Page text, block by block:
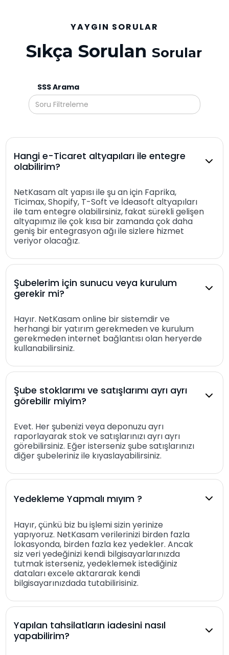
YAYGIN SORULAR
Sıkça Sorulan Sorular
SSS Arama
Hangi e-Ticaret altyapıları ile entegre
olabilirim?
NetKasam alt yapısı ile şu an için Faprika,
Ticimax, Shopify, T-Soft ve İdeasoft altyapıları
ile tam entegre olabilirsiniz, fakat sürekli gelişen
altyapımız ile çok kısa bir zamanda çok daha
geniş bir entegrasyon ağı ile sizlere hizmet
veriyor olacağız.
Şubelerim için sunucu veya kurulum
gerekir mi?
Hayır. NetKasam online bir sistemdir ve
herhangi bir yatırım gerekmeden ve kurulum
gerekmeden internet bağlantısı olan heryerde
kullanabilirsiniz.
Şube stoklarımı ve satışlarımı ayrı ayrı
görebilir miyim?
Evet. Her şubenizi veya deponuzu ayrı
raporlayarak stok ve satışlarınızı ayrı ayrı
görebilirsiniz. Eğer isterseniz şube satışlarınızı
diğer şubeleriniz ile kıyaslayabilirsiniz.
Yedekleme Yapmalı mıyım ?
Hayır, çünkü biz bu işlemi sizin yerinize
yapıyoruz. NetKasam verilerinizi birden fazla
lokasyonda, birden fazla kez yedekler. Ancak
siz veri yedeğinizi kendi bilgisayarlarınızda
tutmak isterseniz, yedeklemek istediğiniz
dataları excele aktararak kendi
bilgisayarınızdada tutabilirisiniz.
Yapılan tahsilatların iadesini nasıl
yapabilirim?